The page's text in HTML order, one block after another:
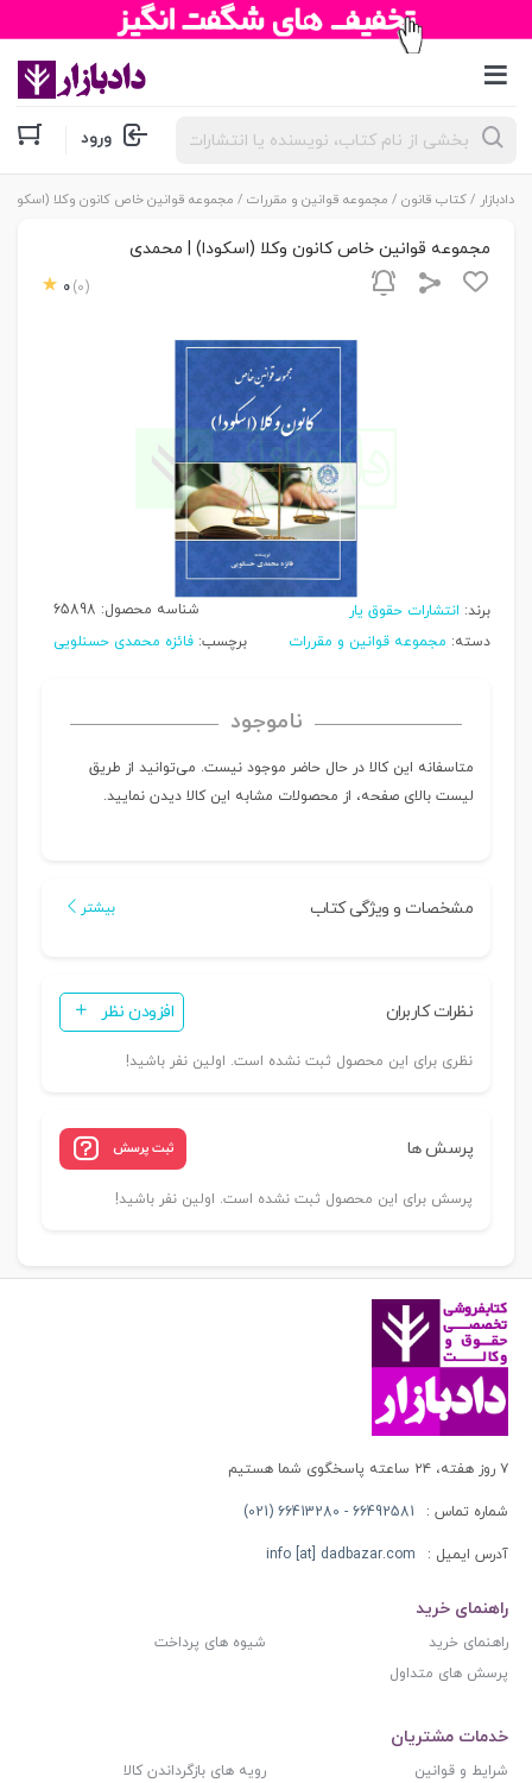
جستجوی
محصولات ورود
دادبازار /کتاب قانون / مجموعه قوانین و مقررات / مجموعه قوانین خاص کانون وکلا
مجموعه قوانین خاص کانون وکلا (اسکودا) | محمدی
0 (0)
برند: انتشارات حقوق یار شناسه محصول: 65898
دسته: مجموعه قوانین و مقررات برچسب: فائزه محمدی حسنلویی
ناموجود
متاسفانه این کالا در حال حاضر موجود نیست. می‌توانید از طریق
لیست بالای صفحه، از محصولات مشابه این کالا دیدن نمایید.
مشخصات و ویژگی کتاب بیشتر
نظرات کاربران افزودن نظر
نظری برای این محصول ثبت نشده است. اولین نفر باشید!
پرسش ها ثبت پرسش
پرسش برای این محصول ثبت نشده است. اولین نفر باشید!
۷ روز هفته، ۲۴ ساعته پاسخگوی شما هستیم
شماره تماس : 66492581 - 66413280 (021)
آدرس ایمیل : info [at] dadbazar.com
راهنمای خرید
راهنمای خرید
شیوه های پرداخت
پرسش های متداول
خدمات مشتریان
شرایط و قوانین
رویه های بازگرداندن کالا